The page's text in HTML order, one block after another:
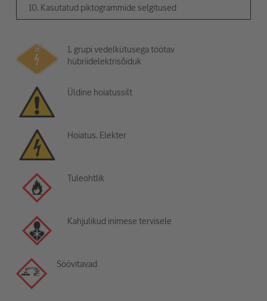
10. Kasutatud piktogrammide selgitused
1. grupi vedelkütusega töötav
hübriidelektrisõiduk
Üldine hoiatussilt
Hoiatus. Elekter
Tuleohtlik
Kahjulikud inimese tervisele
Söövitavad